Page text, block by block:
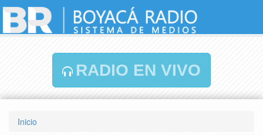
RADIO EN VIVO
Inicio